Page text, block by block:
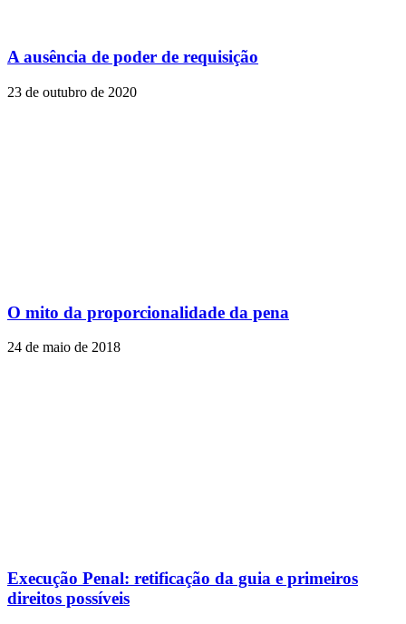
A ausência de poder de requisição
23 de outubro de 2020
O mito da proporcionalidade da pena
24 de maio de 2018
Execução Penal: retificação da guia e primeiros
direitos possíveis